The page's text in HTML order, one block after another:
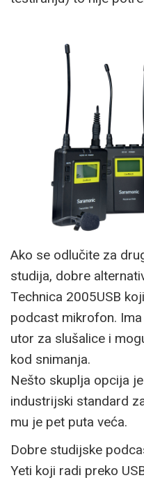
Ako se odlučite za
studija, dobre
Technica 2005USB
podcast mikrofon.
utor za slušalice i
kod snimanja.
Nešto skuplja opcija
industrijski standard
mu je pet puta veća.
Dobre studijske
Yeti koji radi preko